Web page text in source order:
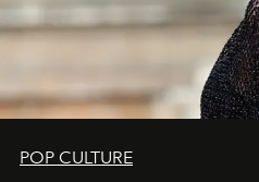
POP CULTURE